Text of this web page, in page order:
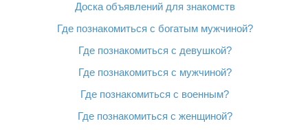
Доска объявлений для знакомств
Где познакомиться с богатым мужчиной?
Где познакомиться с девушкой?
Где познакомиться с мужчиной?
Где познакомиться с военным?
Где познакомиться с женщиной?